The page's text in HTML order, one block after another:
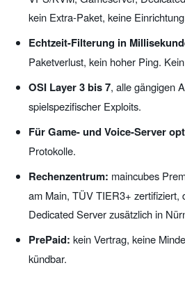
kein Extra-Paket, keine
Echtzeit-Filterung in
Paketverlust, kein hoher Ping.
OSI Layer 3 bis 7, alle gängigen
spielspezifischer Exploits.
Für Game- und Voice-Server
Protokolle.
Rechenzentrum: maincubes
am Main, TÜV TIER3+ zertifiziert,
Dedicated Server zusätzlich in
PrePaid: kein Vertrag, keine
kündbar.